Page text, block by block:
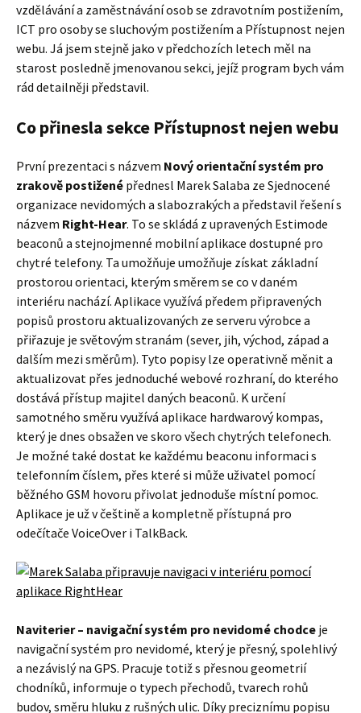
vzdělávání a zaměstnávání osob se zdravotním postižením,
ICT pro osoby se sluchovým postižením a Přístupnost nejen
webu. Já jsem stejně jako v předchozích letech měl na
starost posledně jmenovanou sekci, jejíž program bych vám
rád detailněji představil.
Co přinesla sekce Přístupnost nejen webu
První prezentaci s názvem Nový orientační systém pro
zrakově postižené​ přednesl Marek Salaba ze Sjednocené
organizace nevidomých a slabozrakých a představil řešení s
názvem Right-Hear. To se skládá z upravených Estimode
beaconů a stejnojmenné mobilní aplikace dostupné pro
chytré telefony. Ta umožňuje umožňuje získat základní
prostorou orientaci, kterým směrem se co v daném
interiéru nachází. Aplikace využívá předem připravených
popisů prostoru aktualizovaných ze serveru výrobce a
přiřazuje je světovým stranám (sever, jih, východ, západ a
dalším mezi směrům). Tyto popisy lze operativně měnit a
aktualizovat přes jednoduché webové rozhraní, do kterého
dostává přístup majitel daných beaconů. K určení
samotného směru využívá aplikace hardwarový kompas,
který je dnes obsažen ve skoro všech chytrých telefonech.
Je možné také dostat ke každému beaconu informaci s
telefonním číslem, přes které si může uživatel pomocí
běžného GSM hovoru přivolat jednoduše místní pomoc.
Aplikace je už v češtině a kompletně přístupná pro
odečítače VoiceOver i TalkBack.
Naviterier – navigační systém pro nevidomé chodce je
navigační systém pro nevidomé, který je přesný, spolehlivý
a nezávislý na GPS. Pracuje totiž s přesnou geometrií
chodníků, informuje o typech přechodů, tvarech rohů
budov, směru hluku z rušných ulic. Díky preciznímu popisu